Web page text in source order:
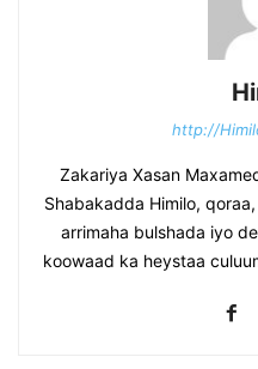
http://
Zakariya Xasan
Shabakadda Himilo,
arrimaha bulshada iyo
koowaad ka heystaa